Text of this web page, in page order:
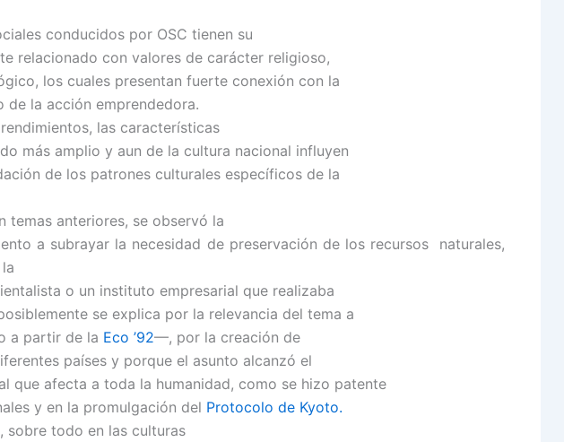
conducidos por OSC tienen su
relacionado con valores de carácter religioso,
los cuales presentan fuerte conexión con la
de la acción emprendedora.
las características
más amplio y aun de la cultura nacional influyen
de los patrones culturales específicos de la
temas anteriores, se observó la
a subrayar la necesidad de preservación de los recursos naturales,
o un instituto empresarial que realizaba
se explica por la relevancia del tema a
a partir de la Eco ’92—, por la creación de
países y porque el asunto alcanzó el
que afecta a toda la humanidad, como se hizo patente
y en la promulgación del Protocolo de Kyoto.
sobre todo en las culturas